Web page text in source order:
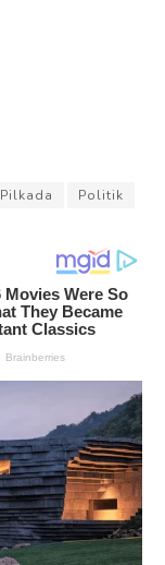
Pilkada Politik